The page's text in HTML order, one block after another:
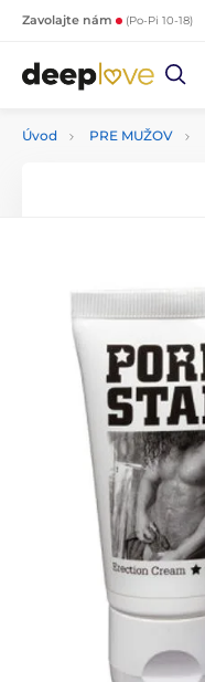
Zavolajte nám (Po-Pi 10-18)
Úvod PRE MUŽOV